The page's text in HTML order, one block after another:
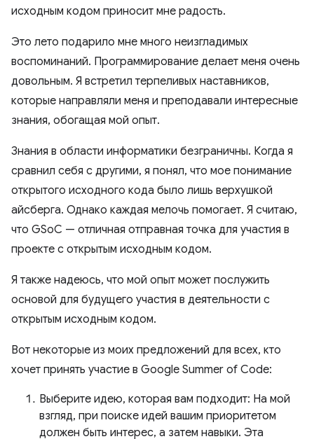
исходным кодом приносит мне радость.
Это лето подарило мне много неизгладимых
воспоминаний. Программирование делает меня очень
довольным. Я встретил терпеливых наставников,
которые направляли меня и преподавали интересные
знания, обогащая мой опыт.
Знания в области информатики безграничны. Когда я
сравнил себя с другими, я понял, что мое понимание
открытого исходного кода было лишь верхушкой
айсберга. Однако каждая мелочь помогает. Я считаю,
что GSoC — отличная отправная точка для участия в
проекте с открытым исходным кодом.
Я также надеюсь, что мой опыт может послужить
основой для будущего участия в деятельности с
открытым исходным кодом.
Вот некоторые из моих предложений для всех, кто
хочет принять участие в Google Summer of Code:
Выберите идею, которая вам подходит: На мой
взгляд, при поиске идей вашим приоритетом
должен быть интерес, а затем навыки. Эта